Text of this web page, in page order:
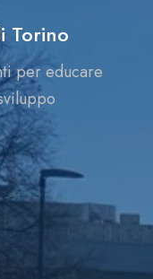
Torino
per educare